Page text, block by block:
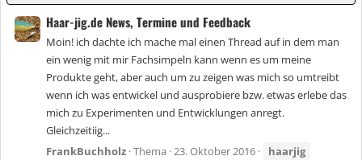
Haar-jig.de News, Termine und Feedback
Moin! ich dachte ich mache mal einen Thread auf in dem man
ein wenig mit mir Fachsimpeln kann wenn es um meine
Produkte geht, aber auch um zu zeigen was mich so umtreibt
wenn ich was entwickel und ausprobiere bzw. etwas erlebe das
mich zu Experimenten und Entwicklungen anregt.
Gleichzeitiig...
FrankBuchholz Thema 23. Oktober 2016
haarjig